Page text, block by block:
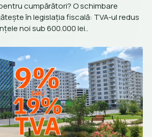
cumpărători? O schimbare
în legislația fiscală: TVA-ul redus
noi sub 600.000 lei..